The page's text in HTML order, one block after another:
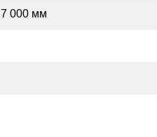
7 000 мм